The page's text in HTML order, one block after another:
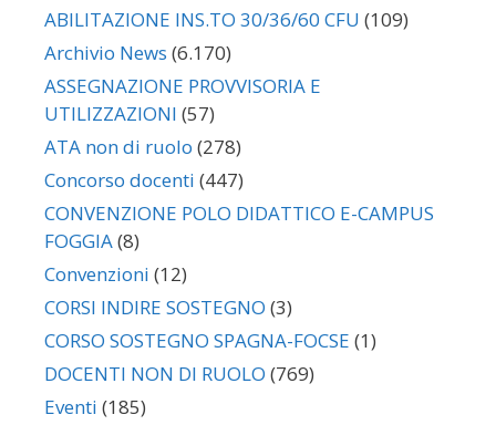
ABILITAZIONE INS.TO 30/36/60 CFU (109)
Archivio News (6.170)
ASSEGNAZIONE PROVVISORIA E
UTILIZZAZIONI (57)
ATA non di ruolo (278)
Concorso docenti (447)
CONVENZIONE POLO DIDATTICO E-CAMPUS
FOGGIA(8)
Convenzioni (12)
CORSI INDIRE SOSTEGNO (3)
CORSO SOSTEGNO SPAGNA-FOCSE (1)
DOCENTI NON DI RUOLO (769)
Eventi (185)